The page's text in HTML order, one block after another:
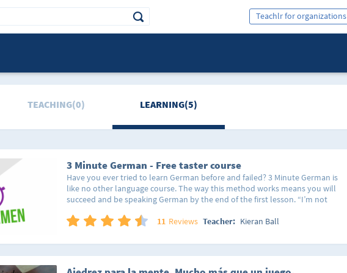
Teachlr for organizations
TEACHING(0) LEARNING(5)
3 Minute German - Free taster course
Have you ever tried to learn German before and failed? 3 Minute German is
like no other language course. The way this method works means you will
succeed and be speaking German by the end of the first lesson. “I’m not
want to prepare me for how bad they are going to be at learning to speak
how bad you think your memory is, no matter how terrible you think you
are at understanding German, you will be amazing with 3 Minute German.
The way the 3 Minute German course is set out means you cannot fail. You
11 Reviews Teacher: Kieran Ball